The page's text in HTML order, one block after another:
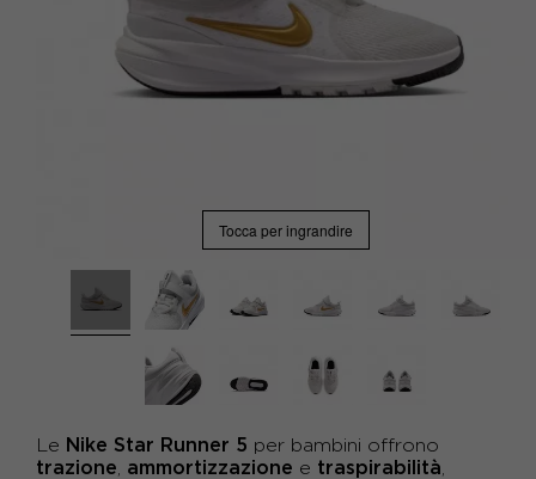
Tocca per ingrandire
Le Nike Star Runner 5 per bambini offrono
trazione ammortizzazione e traspirabilità